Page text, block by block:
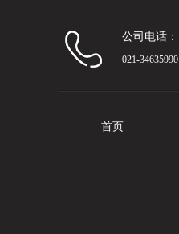
公司电话：
021-34635990
首页